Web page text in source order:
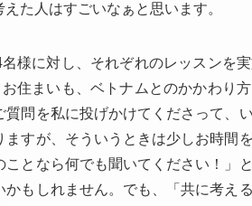
た人はすごいなぁと思います。
名様に対し、それぞれのレッスンを
住まいも、ベトナムとのかかわり
問を私に投げかけてくださって、
すが、そういうときは少しお時間
となら何でも聞いてください！」
もしれません。でも、「共に考え